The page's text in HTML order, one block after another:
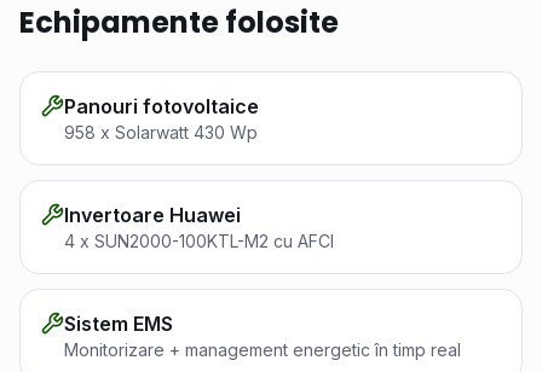
Echipamente folosite
Panouri fotovoltaice
958 x Solarwatt 430 Wp
Invertoare Huawei
4 x SUN2000-100KTL-M2 cu AFCI
Sistem EMS
Monitorizare + management energetic în timp real